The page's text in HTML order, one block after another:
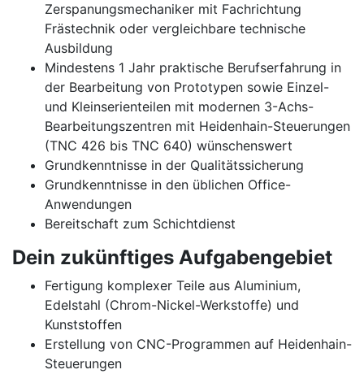
Zerspanungsmechaniker mit Fachrichtung
Frästechnik oder vergleichbare technische
Ausbildung
Mindestens 1 Jahr praktische Berufserfahrung in
der Bearbeitung von Prototypen sowie Einzel-
und Kleinserienteilen mit modernen 3-Achs-
Bearbeitungszentren mit Heidenhain-Steuerungen
(TNC 426 bis TNC 640) wünschenswert
Grundkenntnisse in der Qualitätssicherung
Grundkenntnisse in den üblichen Office-
Anwendungen
Bereitschaft zum Schichtdienst
Dein zukünftiges Aufgabengebiet
Fertigung komplexer Teile aus Aluminium,
Edelstahl (Chrom-Nickel-Werkstoffe) und
Kunststoffen
Erstellung von CNC-Programmen auf Heidenhain-
Steuerungen